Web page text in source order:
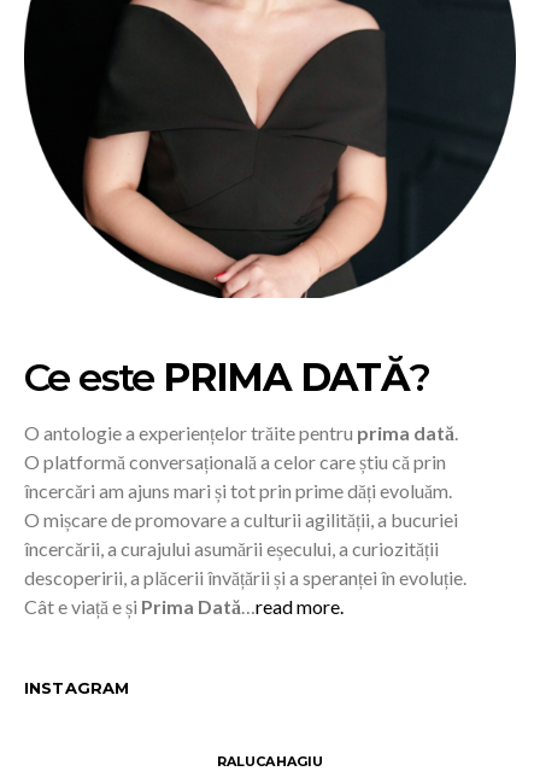
Ce este PRIMA DATĂ?
O antologie a experiențelor trăite pentru prima dată.
O platformă conversațională a celor care știu că prin
încercări am ajuns mari și tot prin prime dăți evoluăm.
O mișcare de promovare a culturii agilității, a bucuriei
încercării, a curajului asumării eșecului, a curiozității
descoperirii, a plăcerii învățării și a speranței în evoluție.
Cât e viață e și Prima Dată…read more.
INSTAGRAM
RALUCAHAGIU